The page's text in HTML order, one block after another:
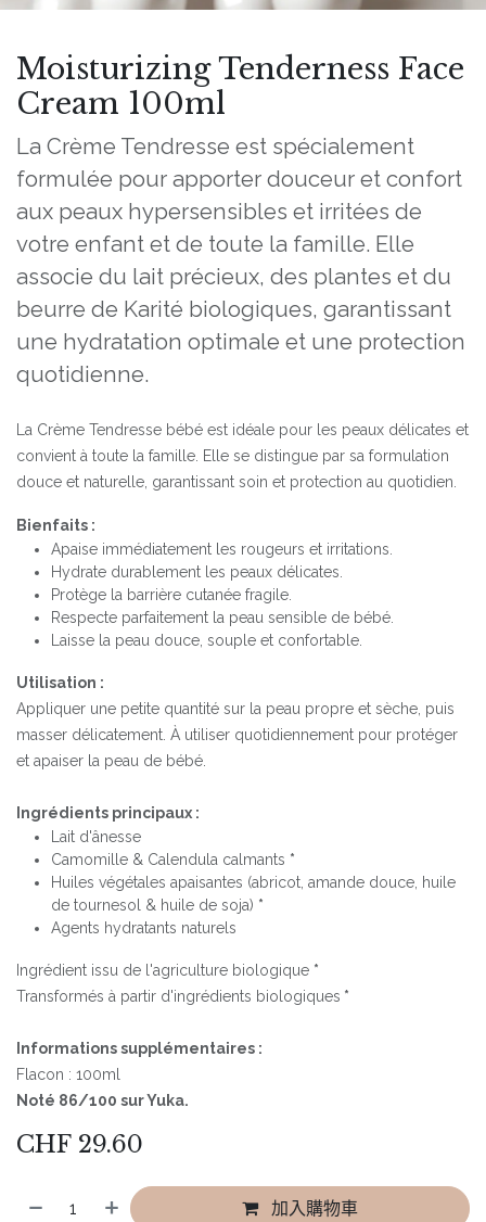
Moisturizing Tenderness Face
Cream 100ml
La Crème Tendresse est spécialement
formulée pour apporter douceur et confort
aux peaux hypersensibles et irritées de
votre enfant et de toute la famille. Elle
associe du lait précieux, des plantes et du
beurre de Karité biologiques, garantissant
une hydratation optimale et une protection
quotidienne.
La Crème Tendresse bébé est idéale pour les peaux délicates et
convient à toute la famille. Elle se distingue par sa formulation
douce et naturelle, garantissant soin et protection au quotidien.
Bienfaits :
Apaise immédiatement les rougeurs et irritations.
Hydrate durablement les peaux délicates.
Protège la barrière cutanée fragile.
Respecte parfaitement la peau sensible de bébé.
Laisse la peau douce, souple et confortable.
Utilisation :
Appliquer une petite quantité sur la peau propre et sèche, puis
masser délicatement. À utiliser quotidiennement pour protéger
et apaiser la peau de bébé.
Ingrédients principaux :
Lait d'ânesse
Camomille & Calendula calmants *
Huiles végétales apaisantes (abricot, amande douce, huile
de tournesol & huile de soja) *
Agents hydratants naturels
Ingrédient issu de l'agriculture biologique *
Transformés à partir d'ingrédients biologiques *
Informations supplémentaires :
Flacon : 100ml
Noté 86/100 sur Yuka.
CHF 29.60
加入購物車